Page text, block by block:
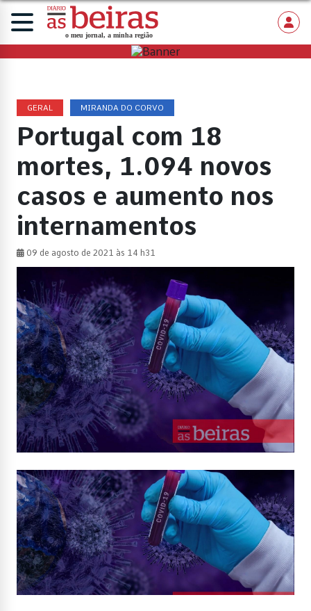
GERAL MIRANDA DO CORVO
Portugal com 18
mortes, 1.094 novos
casos e aumento nos
internamentos
09 de agosto de 2021 às 14 h31